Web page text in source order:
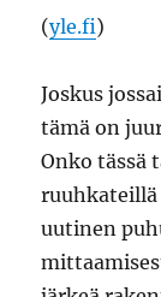
(yle.fi)
Joskus
tämä on
Onko tässä
ruuhkateillä
uutinen